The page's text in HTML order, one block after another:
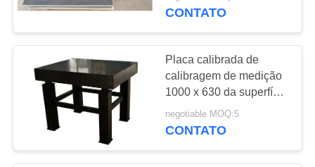
Tampa do fole do
acordeão
CONTATO
Placa calibrada de
calibragem de medição
1000 x 630 da superfície
do granito
negotiable MOQ:5
CONTATO